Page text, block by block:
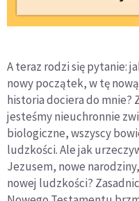
A teraz rodzi się pytanie:
nowy początek, w tę
historia dociera do mnie?
jesteśmy nieuchronnie
biologiczne, wszyscy
ludzkości. Ale jak
Jezusem, nowe
nowej ludzkości?